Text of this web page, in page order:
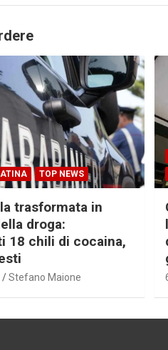
TOP NEWS
trasformata in
droga:
18 chili di cocaina,
Stefano Maione